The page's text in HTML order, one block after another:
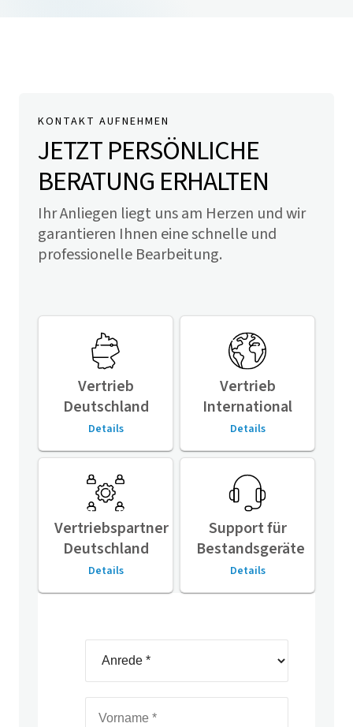
KONTAKT AUFNEHMEN
JETZT PERSÖNLICHE
BERATUNG ERHALTEN
Ihr Anliegen liegt uns am Herzen und wir
garantieren Ihnen eine schnelle und
professionelle Bearbeitung.
Vertrieb
Deutschland
Details
Vertrieb
International
Details
Vertriebspartner
Deutschland
Details
Support für
Bestandsgeräte
Details